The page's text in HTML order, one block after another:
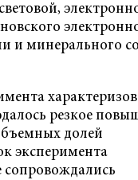
и минерального
резкое
долей
эксперимента
сопровождались